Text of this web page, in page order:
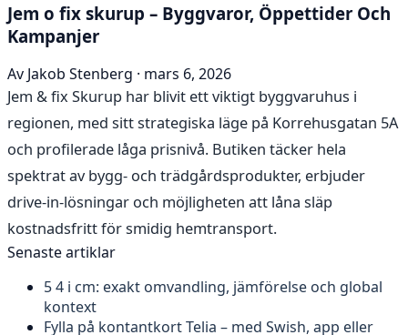
Jem o fix skurup – Byggvaror, Öppettider Och
Kampanjer
Av Jakob Stenberg · mars 6, 2026
Jem & fix Skurup har blivit ett viktigt byggvaruhus i
regionen, med sitt strategiska läge på Korrehusgatan 5A
och profilerade låga prisnivå. Butiken täcker hela
spektrat av bygg- och trädgårdsprodukter, erbjuder
drive-in-lösningar och möjligheten att låna släp
kostnadsfritt för smidig hemtransport.
Senaste artiklar
5 4 i cm: exakt omvandling, jämförelse och global
kontext
Fylla på kontantkort Telia – med Swish, app eller